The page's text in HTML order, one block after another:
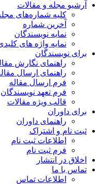
آرشیو مجله و مقالات
کلیه شماره‌های مجله
آخرین شماره
نمایه نویسندگان
نمایه واژه های کلیدی
برای نویسندگان
راهنمای نگارش مقاله
راهنمای ارسال مقاله
فرم ارسال مقاله
فرم تعهد نویسندگان
قالب ویژه مقالات
برای داوران
راهنمای داوران
ثبت نام و اشتراک
اطلاعات ثبت نام
فرم ثبت نام
اخلاق در انتشار
تماس با ما
اطلاعات تماس